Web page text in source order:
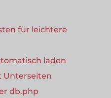
für leichtere
laden
Unterseiten
db.php